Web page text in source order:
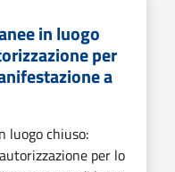
in luogo
per
a
luogo chiuso:
per lo